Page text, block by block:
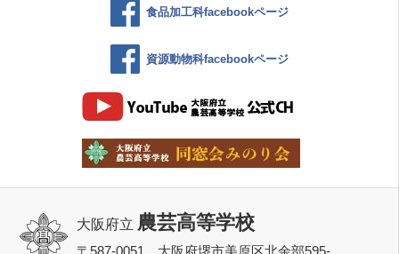
食品加工科facebookページ
資源動物科facebookページ
大阪府立 農芸高等学校
〒587-0051 大阪府堺市美原区北余部595-